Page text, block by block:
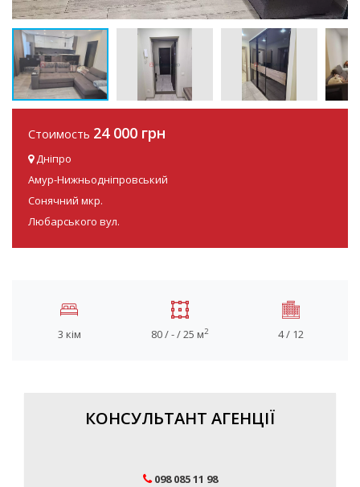
Стоимость 24 000 грн
Дніпро
Амур-Нижньодніпровський
Сонячний мкр.
Любарського вул.
3 кім 80 / - / 25 м2 4 / 12
КОНСУЛЬТАНТ АГЕНЦІЇ
098 085 11 98